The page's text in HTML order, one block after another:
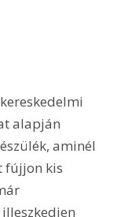
alapján
aminél
fújjon kis